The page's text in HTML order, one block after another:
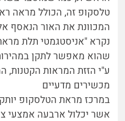
טלסקופ זה, הכולל מראה
המכוונת את האור הנאסף
נקרא "אניסטגמטי תלת
שהוא מאפשר לתקן
ע"י הזזת המראות הקטנות,
מכשירים מדעיים
במרכז מראת הטלסקופ
אשר יכלול ארבעה אמצעי